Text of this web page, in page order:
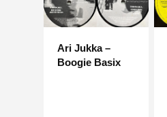
Ari Jukka –
Boogie Basix